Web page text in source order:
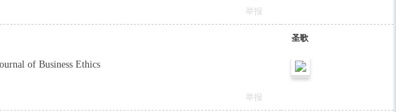
举报
of Business Ethics
圣歌
举报